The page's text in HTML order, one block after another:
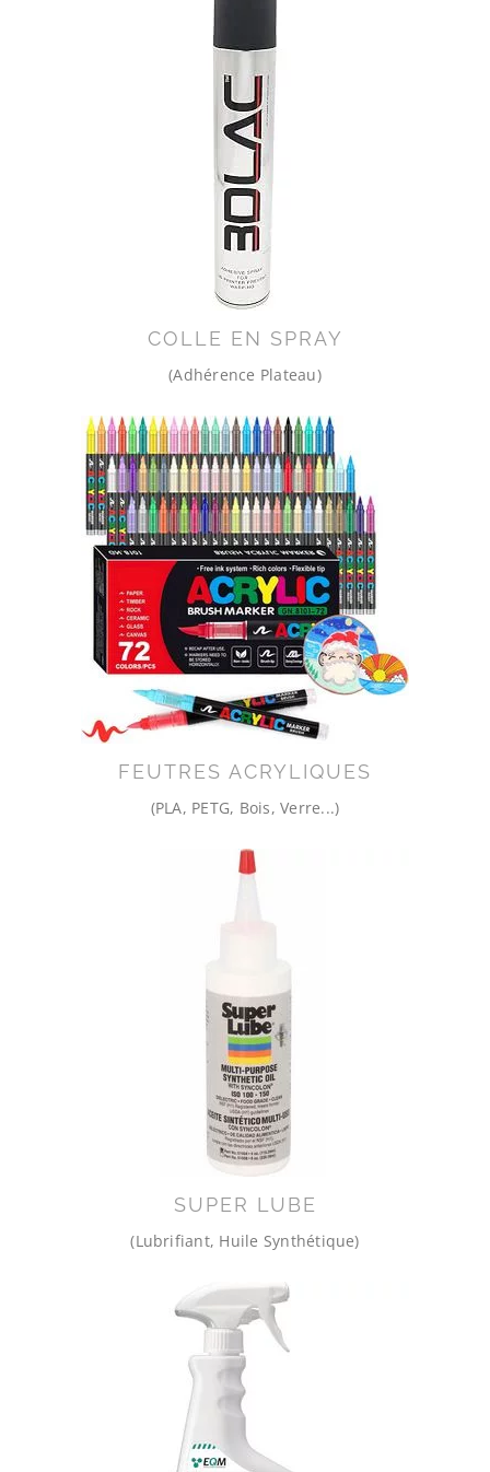
COLLE EN SPRAY
(Adhérence Plateau)
FEUTRES ACRYLIQUES
(PLA, PETG, Bois, Verre...)
SUPER LUBE
(Lubrifiant, Huile Synthétique)